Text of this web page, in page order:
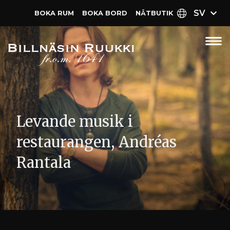
BOKA RUM BOKA BORD NÄT­BUTIK SV
Levande musik i
restaurangen, Andréas
Rantala